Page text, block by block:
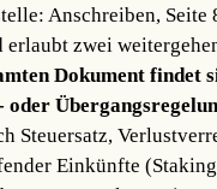
Anschreiben, Seite
zwei
Dokument findet
oder
Steuersatz,
Einkünfte